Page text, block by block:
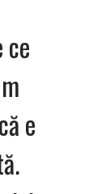
ce
e